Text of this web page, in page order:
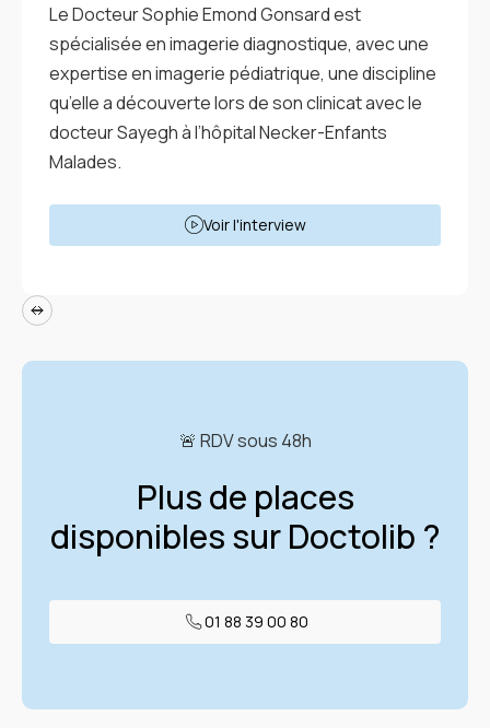
Le Docteur Sophie Emond Gonsard est
spécialisée en imagerie diagnostique, avec une
expertise en imagerie pédiatrique, une discipline
qu’elle a découverte lors de son clinicat avec le
docteur Sayegh à l’hôpital Necker-Enfants
Malades.
Voir l'interview
🚨 RDV sous 48h
Plus de places
disponibles sur Doctolib ?
01 88 39 00 80